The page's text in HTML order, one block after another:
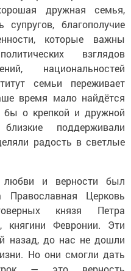
дружная семья,
благополучие
которые важны
взглядов
национальностей
семьи переживает
время мало найдётся
о крепкой и дружной
поддерживали
радость в светлые
и верности был
Церковь
князя Петра
княгини Февронии. Эти
назад, до нас не дошли
Но они смогли дать